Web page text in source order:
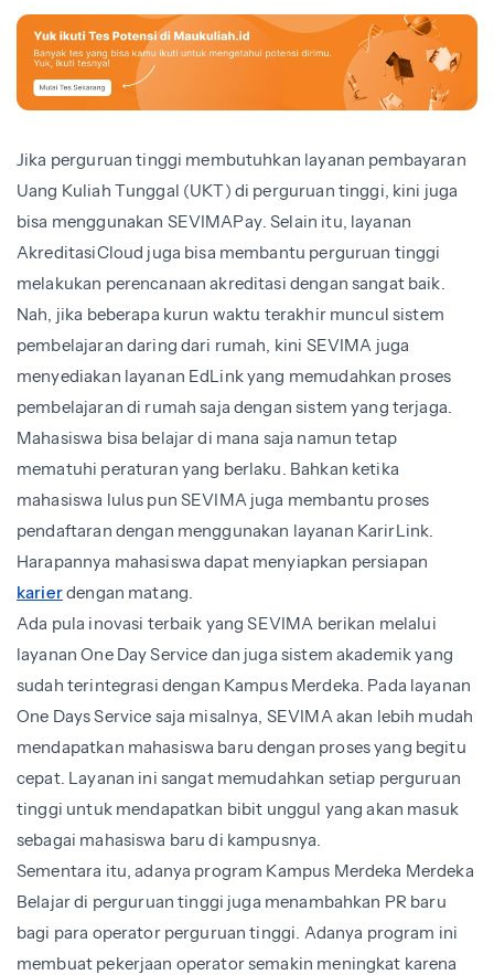
Jika perguruan tinggi membutuhkan layanan pembayaran
Uang Kuliah Tunggal (UKT) di perguruan tinggi, kini juga
bisa menggunakan SEVIMAPay. Selain itu, layanan
AkreditasiCloud juga bisa membantu perguruan tinggi
melakukan perencanaan akreditasi dengan sangat baik.
Nah, jika beberapa kurun waktu terakhir muncul sistem
pembelajaran daring dari rumah, kini SEVIMA juga
menyediakan layanan EdLink yang memudahkan proses
pembelajaran di rumah saja dengan sistem yang terjaga.
Mahasiswa bisa belajar di mana saja namun tetap
mematuhi peraturan yang berlaku. Bahkan ketika
mahasiswa lulus pun SEVIMA juga membantu proses
pendaftaran dengan menggunakan layanan KarirLink.
Harapannya mahasiswa dapat menyiapkan persiapan
karierdengan matang.
Ada pula inovasi terbaik yang SEVIMA berikan melalui
layanan One Day Service dan juga sistem akademik yang
sudah terintegrasi dengan Kampus Merdeka. Pada layanan
One Days Service saja misalnya, SEVIMA akan lebih mudah
mendapatkan mahasiswa baru dengan proses yang begitu
cepat. Layanan ini sangat memudahkan setiap perguruan
tinggi untuk mendapatkan bibit unggul yang akan masuk
sebagai mahasiswa baru di kampusnya.
Sementara itu, adanya program Kampus Merdeka Merdeka
Belajar di perguruan tinggi juga menambahkan PR baru
bagi para operator perguruan tinggi. Adanya program ini
membuat pekerjaan operator semakin meningkat karena